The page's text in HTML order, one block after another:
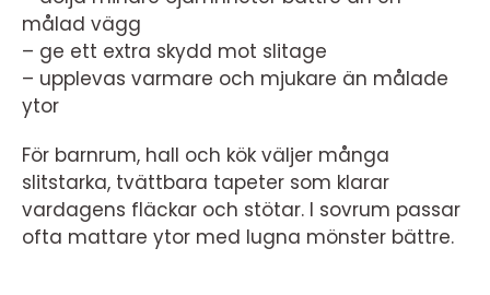
målad vägg
– ge ett extra skydd mot slitage
– upplevas varmare och mjukare än målade
ytor
För barnrum, hall och kök väljer många
slitstarka, tvättbara tapeter som klarar
vardagens fläckar och stötar. I sovrum passar
ofta mattare ytor med lugna mönster bättre.